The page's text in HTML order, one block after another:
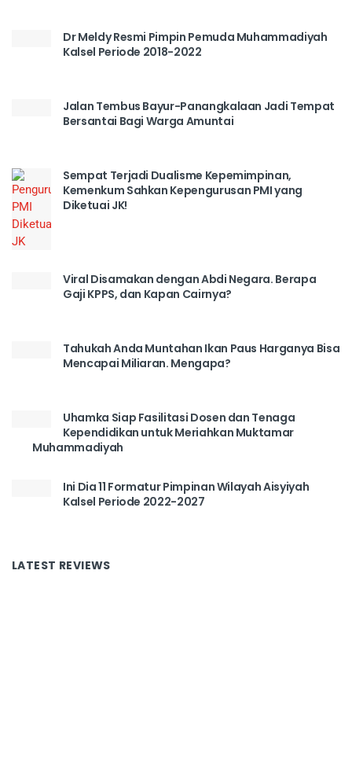
Dr Meldy Resmi Pimpin Pemuda Muhammadiyah
Kalsel Periode 2018-2022
Jalan Tembus Bayur-Panangkalaan Jadi Tempat
Bersantai Bagi Warga Amuntai
Sempat Terjadi Dualisme Kepemimpinan,
Kemenkum Sahkan Kepengurusan PMI yang
Diketuai JK!
Viral Disamakan dengan Abdi Negara. Berapa
Gaji KPPS, dan Kapan Cairnya?
Tahukah Anda Muntahan Ikan Paus Harganya Bisa
Mencapai Miliaran. Mengapa?
Uhamka Siap Fasilitasi Dosen dan Tenaga
Kependidikan untuk Meriahkan Muktamar
Muhammadiyah
Ini Dia 11 Formatur Pimpinan Wilayah Aisyiyah
Kalsel Periode 2022-2027
LATEST REVIEWS